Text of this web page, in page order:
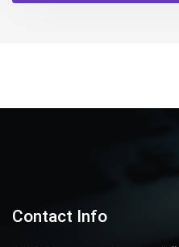
Contact Info